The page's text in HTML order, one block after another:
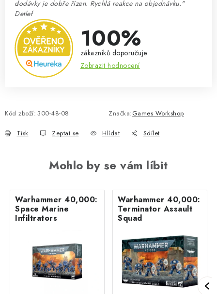
dodávky je dobře řízen. Rychlá reakce na objednávku."
Detlef
100%
zákazníků doporučuje
Zobrazit hodnocení
Kód zboží: 300-48-08 Značka:Games Workshop
Tisk Zeptat se Hlídat Sdílet
Mohlo by se vám líbit
Warhammer 40,000:
Space Marine
Infiltrators
Warhammer 40,000:
Terminator Assault
Squad